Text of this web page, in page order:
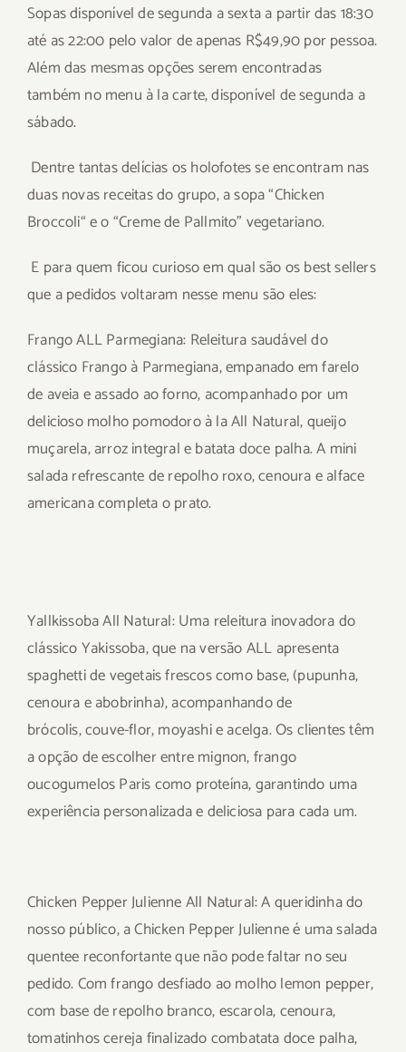
Sopas disponível de segunda a sexta a partir das 18:30
até as 22:00 pelo valor de apenas R$49,90 por pessoa.
Além das mesmas opções serem encontradas
também no menu à la carte,disponível de segunda a
sábado.
Dentre tantasdelíciasos holofotes se encontram nas
duas novas receitas do grupo,a sopa“Chicken
Broccoli“e o“Creme de Pallmito” vegetariano.
E para quem ficou curioso em qual são os best sellers
que a pedidos voltaram nesse menu são eles:
Frango ALL Parmegiana: Releitura saudável do
clássico Frango à Parmegiana, empanado em farelo
de aveia e assado ao forno, acompanhado por um
delicioso molho pomodoro à la All Natural, queijo
muçarela, arroz integral e batata doce palha. A mini
salada refrescante de repolho roxo, cenoura e alface
americana completa o prato.
Yallkissoba All Natural:Uma releitura inovadora do
clássicoYakissoba,que na versão ALL apresenta
spaghetti de vegetais frescos como base,(pupunha,
cenoura e abobrinha), acompanhando de
brócolis,couve-flor, moyashi e acelga.Os clientes têm
a opção de escolher entre mignon, frango
oucogumelos Paris como proteína, garantindo uma
experiência personalizada e deliciosa para cada um.
Chicken Pepper Julienne All Natural:A queridinha do
nosso público, a Chicken Pepper Julienne é uma salada
quentee reconfortante que não pode faltar no seu
pedido. Com frango desfiado aomolho lemon pepper,
com base de repolho branco, escarola, cenoura,
tomatinhos cerejafinalizado combatata doce palha,